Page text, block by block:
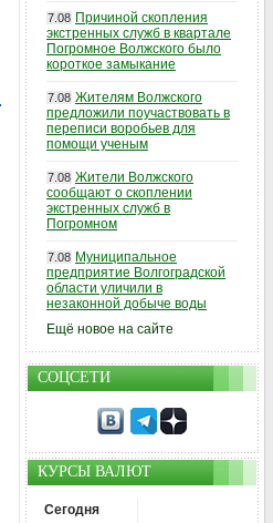
7.08 Причиной скопления
экстренных служб в квартале
Погромное Волжского было
короткое замыкание
7.08 Жителям Волжского
предложили поучаствовать в
переписи воробьев для
помощи ученым
7.08 Жители Волжского
сообщают о скоплении
экстренных служб в
Погромном
7.08 Муниципальное
предприятие Волгоградской
области уличили в
незаконной добыче воды
Ещё новое на сайте
СОЦСЕТИ
КУРСЫ ВАЛЮТ
Сегодня